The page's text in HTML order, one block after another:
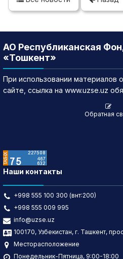
АО Республиканская
«Тошкент»
При использовании материалов
сайте, ссылка на www.uzse.uz
Обратная
Наши контакты
+998 555 100 300 (внт:200)
+998 555 009 995
info@uzse.uz
100170, Узбекистан, г. Ташкент,
Месторасположение
Понедельник-Пятница, 9:00-18:00